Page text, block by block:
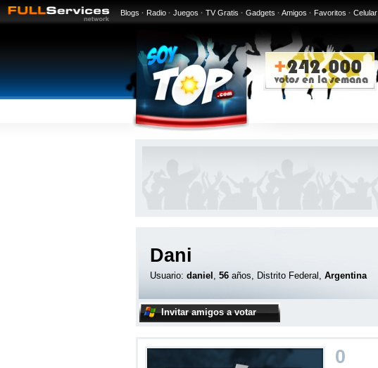
Blogs · Radio · Juegos · TV Gratis · Gadgets · Amigos · Favoritos · Celular
Dani
Usuario: daniel , 56 años, Distrito Federal, Argentina
Invitar amigos a votar
0